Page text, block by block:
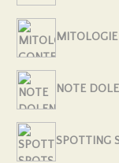
NOTE
SPOTTING